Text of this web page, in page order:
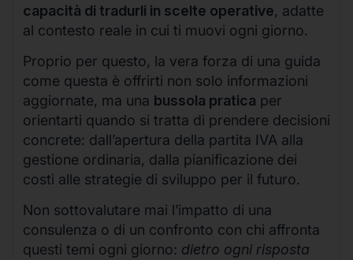
capacità di tradurli in scelte operative, adatte
al contesto reale in cui ti muovi ogni giorno.
Proprio per questo, la vera forza di una guida
come questa è offrirti non solo informazioni
aggiornate, ma una bussola pratica per
orientarti quando si tratta di prendere decisioni
concrete: dall’apertura della partita IVA alla
gestione ordinaria, dalla pianificazione dei
costi alle strategie di sviluppo per il futuro.
Non sottovalutare mai l’impatto di una
consulenza o di un confronto con chi affronta
questi temi ogni giorno: dietro ogni risposta